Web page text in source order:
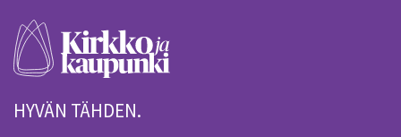
HYVÄN TÄHDEN.